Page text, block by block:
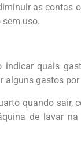
as contas
uso.
indicar quais
alguns gastos
quando sair,
de lavar